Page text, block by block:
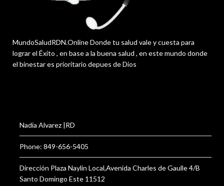
MundoSaludRDN.Online Donde tu salud vale y cuesta para
lograr el Éxito , en base a la buena salud , en este mundo donde
el binestar es prioritario depues de Dios
Nadia Alvarez |RD
Phone: 849-656-5405
Dirección Plaza Naylin Local,Avenida Charles de Gaulle 4/B
Santo Domingo Este 11512